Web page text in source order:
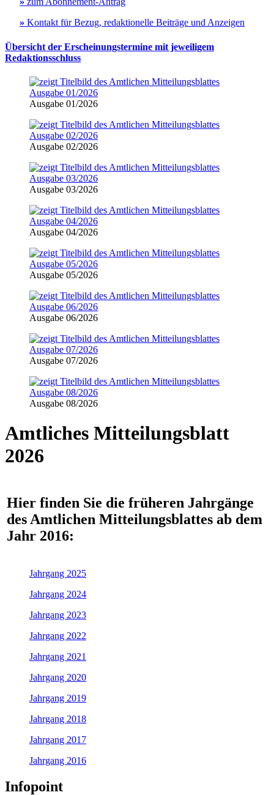
» Kontakt für Bezug, redaktionelle Beiträge und Anzeigen
Übersicht der Erscheinungstermine mit jeweiligem
Redaktionsschluss
Ausgabe 01/2026
Ausgabe 02/2026
Ausgabe 03/2026
Ausgabe 04/2026
Ausgabe 05/2026
Ausgabe 06/2026
Ausgabe 07/2026
Ausgabe 08/2026
Amtliches Mitteilungsblatt
2026
Hier finden Sie die früheren Jahrgänge
des Amtlichen Mitteilungsblattes ab dem
Jahr 2016:
Jahrgang 2025
Jahrgang 2024
Jahrgang 2023
Jahrgang 2022
Jahrgang 2021
Jahrgang 2020
Jahrgang 2019
Jahrgang 2018
Jahrgang 2017
Jahrgang 2016
Infopoint